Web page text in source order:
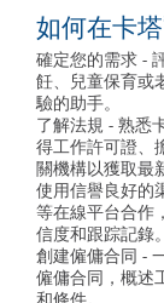
如何在卡
確定您的需求 -
飪、兒童保育或
驗的助手。
了解法規 - 熟悉
得工作許可證、
關機構以獲取最
使用信譽良好的
等在線平台合作
信度和跟踪記錄。
創建僱傭合同 -
僱傭合同，概述